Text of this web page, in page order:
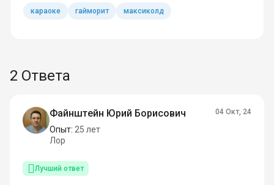
караоке гайморит максиколд
2 Ответа
Файнштейн Юрий Борисович
Опыт: 25 лет
Лор
04 Окт, 24
Лучший ответ